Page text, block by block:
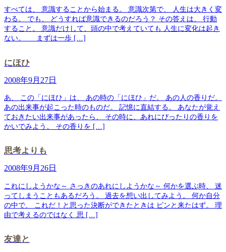
すべては、 意識することから始まる。 意識次第で、 人生は大きく変
わる。 でも、 どうすれば意識できるのだろう？ その答えは、 行動
すること。 意識だけして、頭の中で考えていても 人生に変化は起き
ない。 まずは一歩 […]
にほひ
2008年9月27日
あ、 この「にほひ」は、 あの時の「にほひ」だ。 あの人の香りだ。
あの出来事が起こった時のものだ。 記憶に直結する。 あなたが覚え
ておきたい出来事があったら、 その時に、あれにぴったりの香りを
かいでみよう。 その香りを […]
思考よりも
2008年9月26日
これにしようかな～ さっきのあれにしようかな～ 何かを選ぶ時、 迷
ってしまうこともあるだろう。 過去を想い出してみよう。 何か自分
の中で、 これだ！と思った決断ができたときは ピンと来たはず。 理
由で考えるのではなく 思 […]
友達と